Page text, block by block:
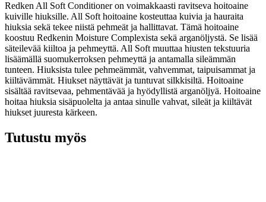
Redken All Soft Conditioner on voimakkaasti ravitseva hoitoaine
kuiville hiuksille. All Soft hoitoaine kosteuttaa kuivia ja hauraita
hiuksia sekä tekee niistä pehmeät ja hallittavat. Tämä hoitoaine
koostuu Redkenin Moisture Complexista sekä arganöljystä. Se lisää
säteilevää kiiltoa ja pehmeyttä. All Soft muuttaa hiusten tekstuuria
lisäämällä suomukerroksen pehmeyttä ja antamalla sileämmän
tunteen. Hiuksista tulee pehmeämmät, vahvemmat, taipuisammat ja
kiiltävämmät. Hiukset näyttävät ja tuntuvat silkkisiltä. Hoitoaine
sisältää ravitsevaa, pehmentävää ja hyödyllistä arganöljyä. Hoitoaine
hoitaa hiuksia sisäpuolelta ja antaa sinulle vahvat, sileät ja kiiltävät
hiukset juuresta kärkeen.
Tutustu myös